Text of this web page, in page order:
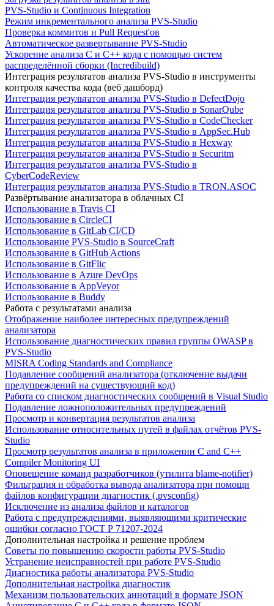
PVS-Studio и Continuous Integration
Режим инкрементального анализа PVS-Studio
Проверка коммитов и Pull Request'ов
Автоматическое развертывание PVS-Studio
Ускорение анализа C и C++ кода с помощью систем
распределённой сборки (Incredibuild)
Интеграция результатов анализа PVS-Studio в инструменты
контроля качества кода (веб дашборд)
Интеграция результатов анализа PVS-Studio в DefectDojo
Интеграция результатов анализа PVS-Studio в SonarQube
Интеграция результатов анализа PVS-Studio в CodeChecker
Интеграция результатов анализа PVS-Studio в AppSec.Hub
Интеграция результатов анализа PVS-Studio в Hexway
Интеграция результатов анализа PVS-Studio в Securitm
Интеграция результатов анализа PVS-Studio в
CyberCodeReview
Интеграция результатов анализа PVS-Studio в TRON.ASOC
Развёртывание анализатора в облачных CI
Использование в Travis CI
Использование в CircleCI
Использование в GitLab CI/CD
Использование PVS-Studio в SourceCraft
Использование в GitHub Actions
Использование в GitFlic
Использование в Azure DevOps
Использование в AppVeyor
Использование в Buddy
Работа с результатами анализа
Отображение наиболее интересных предупреждений
анализатора
Использование диагностических правил группы OWASP в
PVS-Studio
MISRA Coding Standards and Compliance
Подавление сообщений анализатора (отключение выдачи
предупреждений на существующий код)
Работа со списком диагностических сообщений в Visual Studio
Подавление ложноположительных предупреждений
Просмотр и конвертация результатов анализа
Использование относительных путей в файлах отчётов PVS-
Studio
Просмотр результатов анализа в приложении C and C++
Compiler Monitoring UI
Оповещение команд разработчиков (утилита blame-notifier)
Фильтрация и обработка вывода анализатора при помощи
файлов конфигурации диагностик (.pvsconfig)
Исключение из анализа файлов и каталогов
Работа с предупреждениями, выявляющими критические
ошибки согласно ГОСТ Р 71207-2024
Дополнительная настройка и решение проблем
Советы по повышению скорости работы PVS-Studio
Устранение неисправностей при работе PVS-Studio
Диагностика работы анализатора PVS-Studio
Дополнительная настройка диагностик
Механизм пользовательских аннотаций в формате JSON